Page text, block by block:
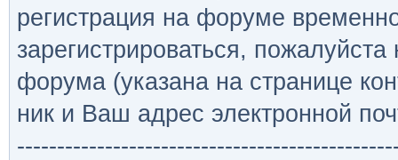
регистрация на форуме
зарегистрироваться,
форума (указана на странице
ник и Ваш адрес электронной